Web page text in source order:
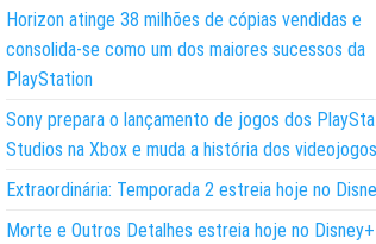
Horizon atinge 38 milhões de cópias vendidas e
consolida-se como um dos maiores sucessos da
PlayStation
Sony prepara o lançamento de jogos dos
Studios na Xbox e muda a história dos videojogos
Extraordinária: Temporada 2 estreia hoje no
Morte e Outros Detalhes estreia hoje no Disney+